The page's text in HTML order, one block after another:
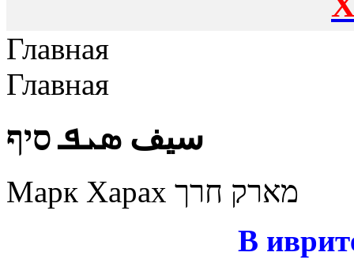
Главная
Главная
سيف ܣܝܦ סיף
Марк Харах מארק חרך
В